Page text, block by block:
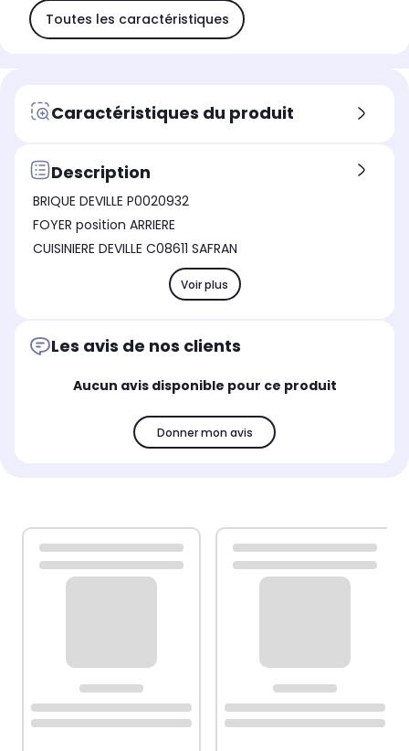
Toutes les caractéristiques
Caractéristiques du produit
Description
BRIQUE DEVILLE P0020932
FOYER position ARRIERE
CUISINIERE DEVILLE C08611 SAFRAN
Voir plus
Les avis de nos clients
Aucun avis disponible pour ce produit
Donner mon avis